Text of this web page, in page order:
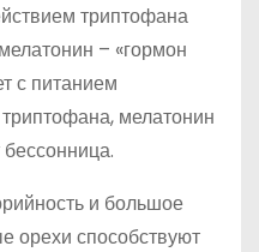
триптофана
– «гормон
с питанием
мелатонин
и большое
орехи способствуют